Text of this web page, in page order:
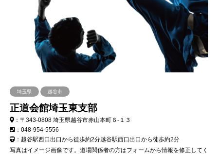
埼玉県 越谷市
正道会館埼玉東支部
：〒343-0808 埼玉県越谷市赤山本町６-１３
：048-954-5556
：越谷駅西口出口から徒歩約2分越谷駅西口出口から徒歩約2分
写真はイメージ画像です。道場関係者の方はフォームから情報を修正してく